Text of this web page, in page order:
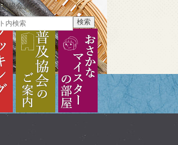
及協会
おさかなマイスターの部
普及協会のご案内
クッキングレシピ
紹介